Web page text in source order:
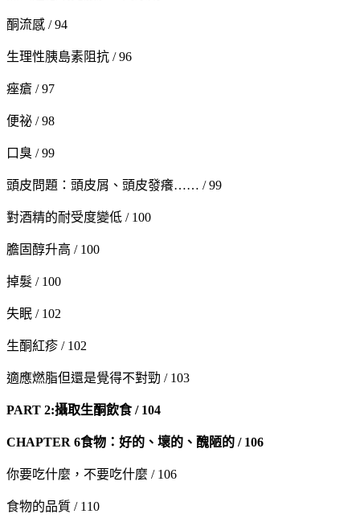
酮流感 / 94
生理性胰島素阻抗 / 96
痤瘡 / 97
便祕 / 98
口臭 / 99
頭皮問題：頭皮屑、頭皮發癢…… / 99
對酒精的耐受度變低 / 100
膽固醇升高 / 100
掉髮 / 100
失眠 / 102
生酮紅疹 / 102
適應燃脂但還是覺得不對勁 / 103
PART 2:攝取生酮飲食 / 104
CHAPTER 6食物：好的、壞的、醜陋的 / 106
你要吃什麼，不要吃什麼 / 106
食物的品質 / 110